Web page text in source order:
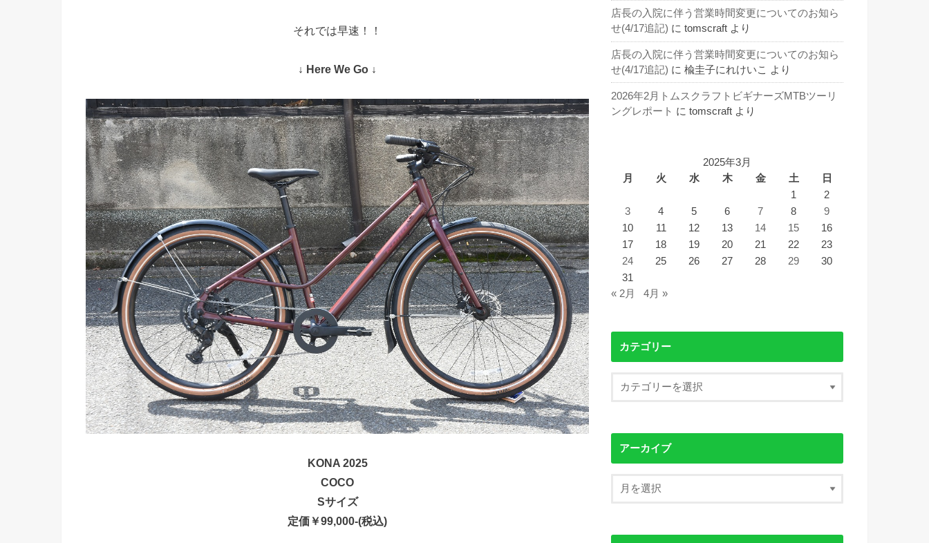
それでは早速！！
↓ Here We Go ↓
KONA 2025
COCO
Sサイズ
定価￥99,000-(税込)
店長の入院に伴う営業時間変更についてのお知ら
せ(4/17追記) に tomscraft より
店長の入院に伴う営業時間変更についてのお知ら
せ(4/17追記) に 楡圭子にれけいこ より
2026年2月トムスクラフトビギナーズMTBツーリ
ングレポート に tomscraft より
2025年3月
月
火 水 木 金 土
日
1
2
3
4 5 6 7 8
9
10
11 12 13 14 15
16
17
18 19 20 21 22
23
24
25 26 27 28 29
30
31
« 2月
4月 »
カテゴリー
アーカイブ